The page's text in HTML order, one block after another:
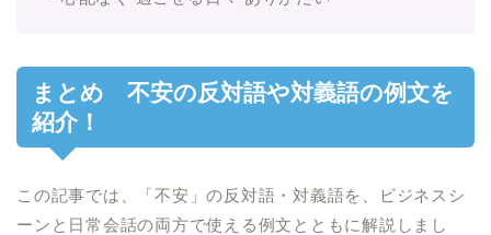
まとめ 不安の反対語や対義語の例文を
紹介！
この記事では、「不安」の反対語・対義語を、ビジネスシ
ーンと日常会話の両方で使える例文とともに解説しまし